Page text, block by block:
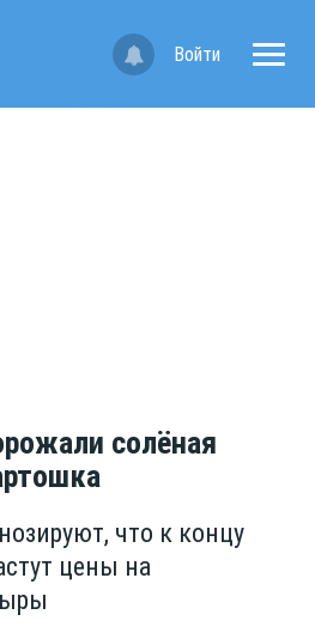
Войти
солёная
что к концу
цены на